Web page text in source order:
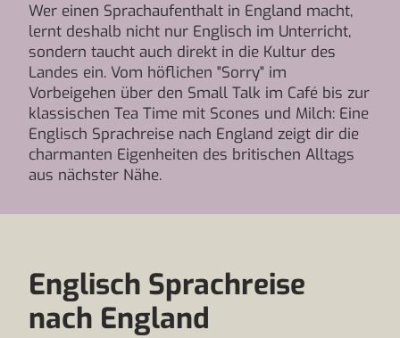
Wer einen Sprachaufenthalt in England macht,
lernt deshalb nicht nur Englisch im Unterricht,
sondern taucht auch direkt in die Kultur des
Landes ein. Vom höflichen "Sorry" im
Vorbeigehen über den Small Talk im Café bis zur
klassischen Tea Time mit Scones und Milch: Eine
Englisch Sprachreise nach England zeigt dir die
charmanten Eigenheiten des britischen Alltags
aus nächster Nähe.
Englisch Sprachreise
nach England